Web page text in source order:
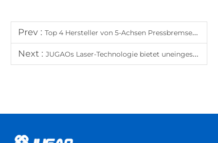
Prev : Top 4 Hersteller von 5-Achsen Pressbremsen im Vereinigten Königreich
Next : JUGAOs Laser-Technologie bietet uneingeschrankte Präzision für industrielle Schneidanforderungen